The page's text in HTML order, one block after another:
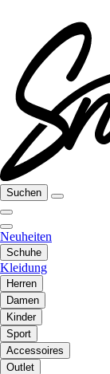
Suchen
Neuheiten
Schuhe
Kleidung
Herren
Damen
Kinder
Sport
Accessoires
Outlet